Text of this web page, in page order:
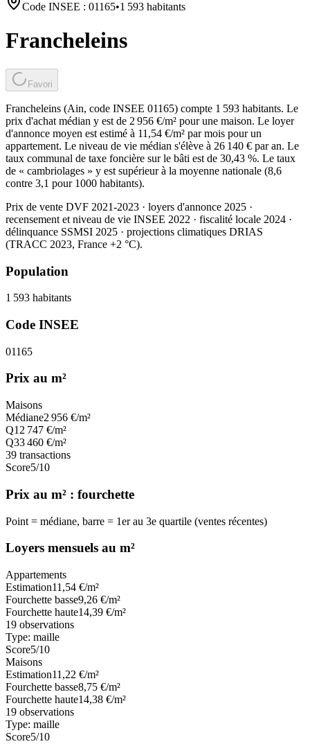
Code INSEE : 01165•1 593 habitants
Francheleins
Favori
Francheleins (Ain, code INSEE 01165) compte 1 593 habitants. Le
prix d'achat médian y est de 2 956 €/m² pour une maison. Le loyer
d'annonce moyen est estimé à 11,54 €/m² par mois pour un
appartement. Le niveau de vie médian s'élève à 26 140 € par an. Le
taux communal de taxe foncière sur le bâti est de 30,43 %. Le taux
de « cambriolages » y est supérieur à la moyenne nationale (8,6
contre 3,1 pour 1000 habitants).
Prix de vente DVF 2021-2023 · loyers d'annonce 2025 ·
recensement et niveau de vie INSEE 2022 · fiscalité locale 2024 ·
délinquance SSMSI 2025 · projections climatiques DRIAS
(TRACC 2023, France +2 °C).
Population
1 593 habitants
Code INSEE
01165
Prix au m²
Maisons
Médiane2 956 €/m²
Q1 2 747 €/m²
Q33 460 €/m²
39 transactions
Score5/10
Prix au m² : fourchette
Point = médiane, barre = 1er au 3e quartile (ventes récentes)
Loyers mensuels au m²
Appartements
Estimation11,54 €/m²
Fourchette basse9,26 €/m²
Fourchette haute14,39 €/m²
19 observations
Type: maille
Score5/10
Maisons
Estimation11,22 €/m²
Fourchette basse8,75 €/m²
Fourchette haute14,38 €/m²
19 observations
Type: maille
Score5/10